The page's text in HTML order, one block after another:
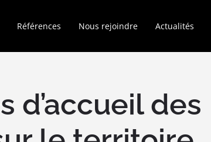
Références Nous rejoindre Actualités
d’accueil des